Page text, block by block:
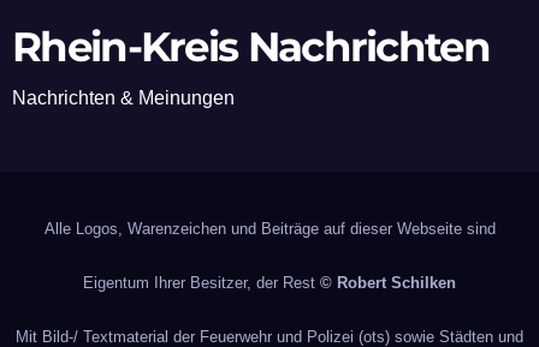
Rhein-Kreis Nachrichten
Nachrichten & Meinungen
Alle Logos, Warenzeichen und Beiträge auf dieser Webseite sind
Eigentum Ihrer Besitzer, der Rest © Robert Schilken
Mit Bild-/ Textmaterial der Feuerwehr und Polizei (ots) sowie Städten und